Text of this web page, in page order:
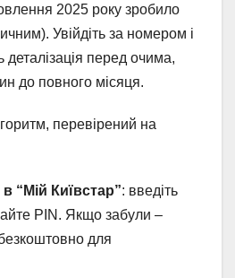
2025 року зробило
Увійдіть за номером і
деталізація перед очима,
до повного місяця.
перевірений на
“Мій Київстар”: введіть
PIN. Якщо забули –
для